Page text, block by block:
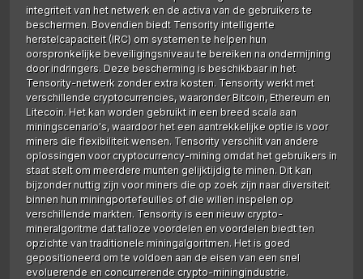
integriteit van het netwerk en de activa van de gebruikers te
beschermen. Bovendien biedt Tensority intelligente
herstelcapaciteit (IRC) om systemen te helpen hun
oorspronkelijke beveiligingsniveau te bereiken na ondermijning
door indringers. Deze bescherming is beschikbaar in het
Tensority-netwerk zonder extra kosten. Tensority werkt met
verschillende cryptocurrencies, waaronder Bitcoin, Ethereum en
Litecoin. Het kan worden gebruikt in een breed scala aan
miningscenario's, waardoor het een aantrekkelijke optie is voor
miners die flexibiliteit wensen. Tensority verschilt van andere
oplossingen voor cryptocurrency-mining omdat het gebruikers in
staat stelt om meerdere munten gelijktijdig te minen. Dit kan
bijzonder nuttig zijn voor miners die op zoek zijn naar diversiteit
binnen hun miningportefeuilles of die willen inspelen op
verschillende markten. Tensority is een nieuw crypto-
mineralgoritme dat talloze voordelen en voordelen biedt ten
opzichte van traditionele miningalgoritmen. Het is goed
gepositioneerd om te voldoen aan de eisen van een snel
evoluerende en concurrerende crypto-miningindustrie.